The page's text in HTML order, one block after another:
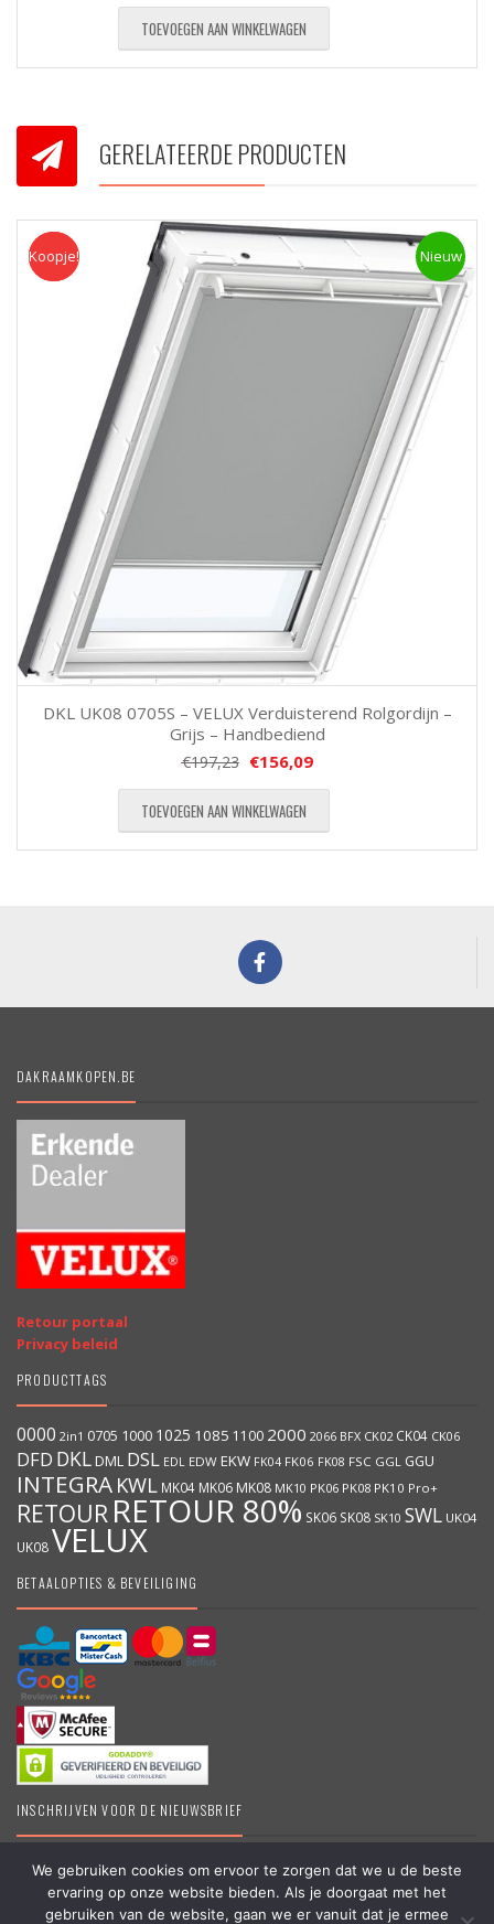
TOEVOEGEN AAN WINKELWAGEN
GERELATEERDE PRODUCTEN
Koopje Nieuw
Koopje!
DKL UK08 0705S – VELUX Verduisterend Rolgordijn –
Grijs – Handbediend
€197,23 €156,09
TOEVOEGEN AAN WINKELWAGEN
DAKRAAMKOPEN.BE
Retour portaal
Privacy beleid
PRODUCTTAGS
0000 2in1 0705 1000 1025 1085 1100 2000 2066 BFX CK02 CK04 CK06
DFD DKL DML DSL EDL EDW EKW FK04 FK06 FK08 FSC GGL GGU
INTEGRA KWL MK04 MK06 MK08 MK10 PK06 PK08 PK10 Pro+
RETOUR RETOUR 80% SK06 SK08 SK10 SWL UK04
UK08VELUX
BETAALOPTIES & BEVEILIGING
INSCHRIJVEN VOOR DE NIEUWSBRIEF
DakraamKopen.be – Erkend VELUX dealer – Grootste online VELUX
We gebruiken cookies om ervoor te zorgen dat we u de beste
ervaring op onze website bieden. Als je doorgaat met het
gebruiken van de website, gaan we er vanuit dat je ermee